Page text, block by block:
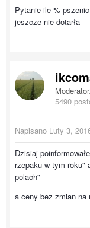
Pytanie ile %
jeszcze nie dotarła
5490
Napisano Luty 3,
Dzisiaj
rzepaku w tym roku"
polach"
a ceny bez zmian na